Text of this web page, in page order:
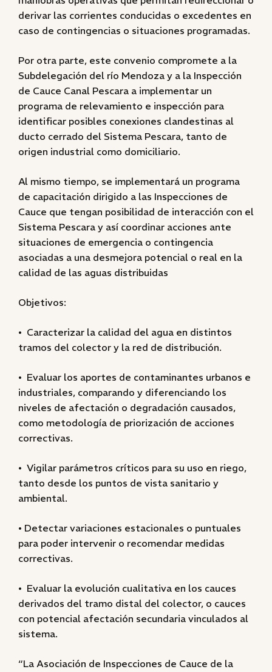
derivar las corrientes conducidas o excedentes en
caso de contingencias o situaciones programadas.
Por otra parte, este convenio compromete a la
Subdelegación del río Mendoza y a la Inspección
de Cauce Canal Pescara a implementar un
programa de relevamiento e inspección para
identificar posibles conexiones clandestinas al
ducto cerrado del Sistema Pescara, tanto de
origen industrial como domiciliario.
Al mismo tiempo, se implementará un programa
de capacitación dirigido a las Inspecciones de
Cauce que tengan posibilidad de interacción con el
Sistema Pescara y así coordinar acciones ante
situaciones de emergencia o contingencia
asociadas a una desmejora potencial o real en la
calidad de las aguas distribuidas
Objetivos:
• Caracterizar la calidad del agua en distintos
tramos del colector y la red de distribución.
• Evaluar los aportes de contaminantes urbanos e
industriales, comparando y diferenciando los
niveles de afectación o degradación causados,
como metodología de priorización de acciones
correctivas.
• Vigilar parámetros críticos para su uso en riego,
tanto desde los puntos de vista sanitario y
ambiental.
• Detectar variaciones estacionales o puntuales
para poder intervenir o recomendar medidas
correctivas.
• Evaluar la evolución cualitativa en los cauces
derivados del tramo distal del colector, o cauces
con potencial afectación secundaria vinculados al
sistema.
“La Asociación de Inspecciones de Cauce de la